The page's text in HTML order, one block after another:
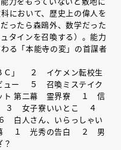
において、歴史上の偉人を
ったら森鴎外、数学だった
タインを召喚する）。能力
る「本能寺の変」の首謀者
」 ２ イケメン転校生
ー ５ 召喚ミステイク
ト 第二幕 霊界寮 １ 信
３ 女子寮いいとこ ４
人さん、いらっしゃい
１ 光秀の告白 ２ 男